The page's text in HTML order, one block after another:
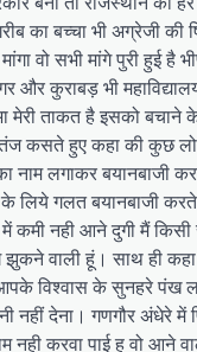
का बच्चा भी अग्रेजी की
वो सभी मांगे पुरी हुई है
और कुराबड़ भी
मेरी ताकत है इसको बचाने
तंज कसते हुए कहा की कुछ
नाम लगाकर बयानबाजी
के लिये गलत बयानबाजी
कमी नही आने दुगी मैं किसी
वाली हूं। साथ ही
विश्वास के सुनहरे पंख
नहीं देना। गणगौर अंधेरे
नही करवा पाई हु वो आने